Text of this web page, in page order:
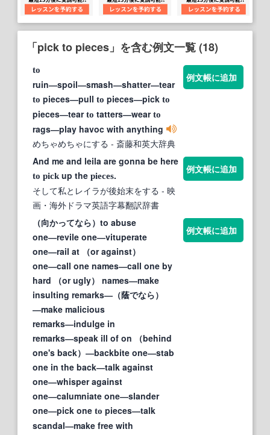
「pick to pieces」を含む例文一覧 (18)
to
ruin―spoil―smash―shatter―tear
to pieces―pull to pieces―pick to
pieces―tearto tatters―wearto
rags―play havoc with anything
めちゃめちゃにする - 斎藤和英大辞典
例文帳に追加
And me and leila are gonna be here
to pick up the pieces.
そして私とレイラが後始末をする - 映
画・海外ドラマ英語字幕翻訳辞書
例文帳に追加
（向かってなら）to abuse
one―revile one―vituperate
one―rail at （or against）
one―call one names―call one by
hard （or ugly） names―make
insulting remarks―（蔭でなら）
―make malicious
remarks―indulge in
remarks―speak ill of on （behind
one's back）―backbite one―stab
one in the back―talk against
one―whisper against
one―calumniate one―slander
one―pick one to pieces―talk
scandal―make free with
例文帳に追加